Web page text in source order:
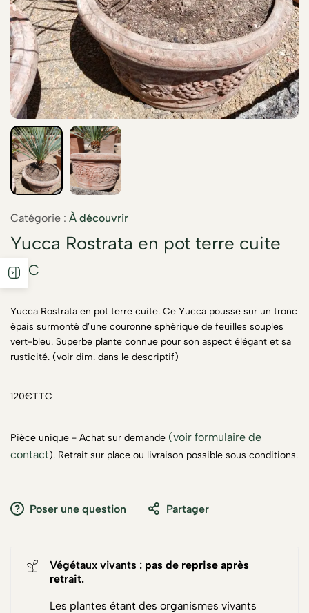
Catégorie : À découvrir
Yucca Rostrata en pot terre cuite
TTC
Yucca Rostrata en pot terre cuite. Ce Yucca pousse sur un tronc
épais surmonté d’une couronne sphérique de feuilles souples
vert-bleu. Superbe plante connue pour son aspect élégant et sa
rusticité. (voir dim. dans le descriptif)
120€TTC
Pièce unique - Achat sur demande (voir formulaire de
contact). Retrait sur place ou livraison possible sous conditions.
Poser une question Partager
Végétaux vivants : pas de reprise après
retrait.
Les plantes étant des organismes vivants